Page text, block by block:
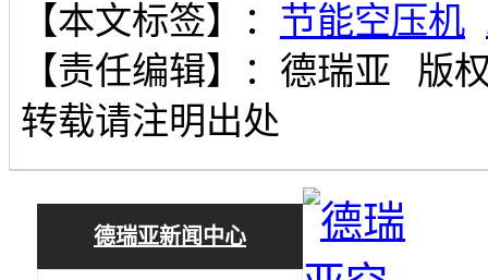
【本文标签】： 节能空压机
【责任编辑】： 德瑞亚
版
转载请注明出处
德瑞亚新闻中心